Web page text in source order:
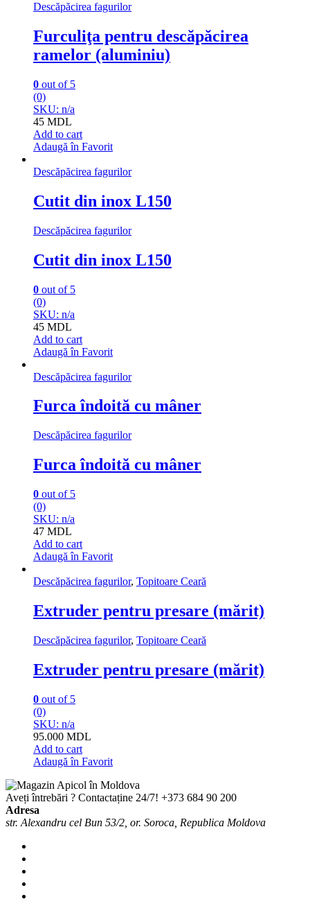
Descăpăcirea fagurilor
Furculiţa pentru descăpăcirea
ramelor (aluminiu)
0 out of 5
(0)
SKU: n/a
45 MDL
Add to cart
Adaugă în Favorit
Descăpăcirea fagurilor
Cutit din inox L150
Descăpăcirea fagurilor
Cutit din inox L150
0 out of 5
(0)
SKU: n/a
45 MDL
Add to cart
Adaugă în Favorit
Descăpăcirea fagurilor
Furca îndoită cu mâner
Descăpăcirea fagurilor
Furca îndoită cu mâner
0 out of 5
(0)
SKU: n/a
47 MDL
Add to cart
Adaugă în Favorit
Descăpăcirea fagurilor, Topitoare Ceară
Extruder pentru presare (mărit)
Descăpăcirea fagurilor, Topitoare Ceară
Extruder pentru presare (mărit)
0 out of 5
(0)
SKU: n/a
95.000 MDL
Add to cart
Adaugă în Favorit
Aveți întrebări ? Contactaține 24/7! +373 684 90 200
Adresa
str. Alexandru cel Bun 53/2, or. Soroca, Republica Moldova